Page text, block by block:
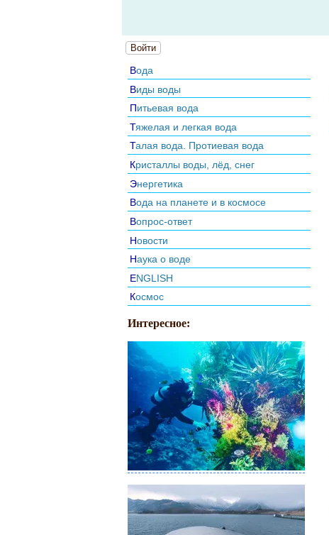
Войти
Вода
Виды воды
Питьевая вода
Тяжелая и легкая вода
Талая вода. Протиевая вода
Кристаллы воды, лёд, снег
Энергетика
Вода на планете и в космосе
Вопрос-ответ
Новости
Наука о воде
ENGLISH
Космос
Интересное: